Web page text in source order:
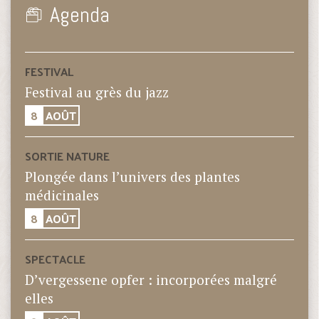
Agenda
FESTIVAL
Festival au grès du jazz
8 AOÛT
SORTIE NATURE
Plongée dans l’univers des plantes
médicinales
8 AOÛT
SPECTACLE
D’vergessene opfer : incorporées malgré
elles